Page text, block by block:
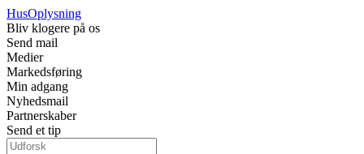
HusOplysning
Bliv klogere på os
Send mail
Medier
Markedsføring
Min adgang
Nyhedsmail
Partnerskaber
Send et tip